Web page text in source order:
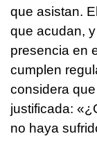
que asistan.
que acudan,
presencia en
cumplen
considera
justificada:
no haya